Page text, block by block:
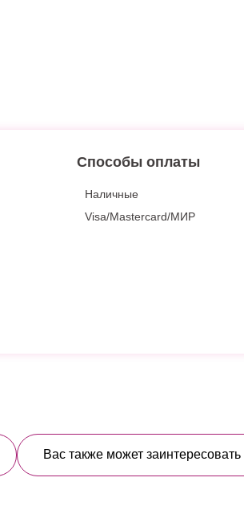
Способы оплаты
Наличные
Visa/Mastercard/МИР
Вас также может заинтересовать